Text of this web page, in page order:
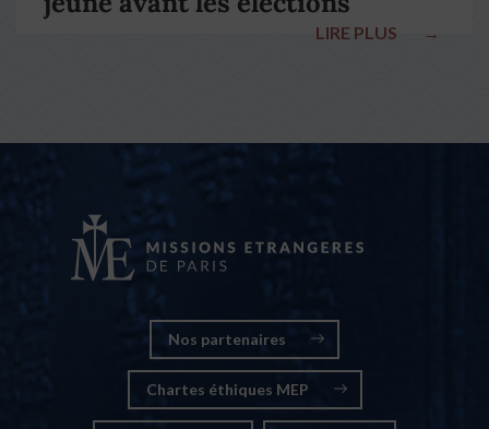
LIRE PLUS →
Nos partenaires
Chartes éthiques MEP